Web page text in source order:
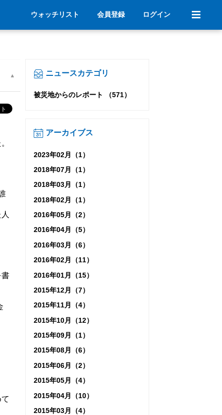
ウォッチリスト 会員登録 ログイン
ニュースカテゴリ
被災地からのレポート （571）
アーカイブス
2023年02月（1）
2018年07月（1）
2018年03月（1）
2018年02月（1）
2016年05月（2）
2016年04月（5）
2016年03月（6）
2016年02月（11）
2016年01月（15）
2015年12月（7）
2015年11月（4）
2015年10月（12）
2015年09月（1）
2015年08月（6）
2015年06月（2）
2015年05月（4）
2015年04月（10）
2015年03月（4）